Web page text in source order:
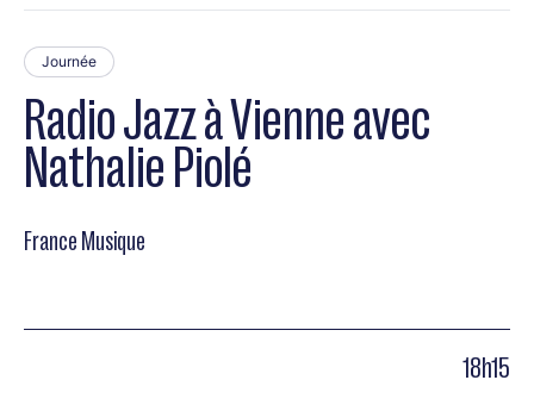
Radio Jazz à Vienne avec
Nathalie Piolé
Journée
France Musique
18h15